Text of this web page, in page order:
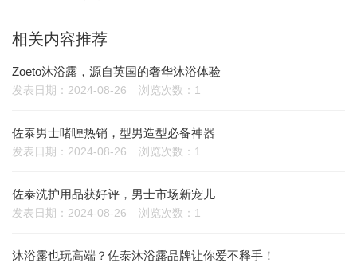
相关内容推荐
Zoeto沐浴露，源自英国的奢华沐浴体验
发表日期：2024-08-26 浏览次数：1
佐泰男士啫喱热销，型男造型必备神器
发表日期：2024-08-26 浏览次数：1
佐泰洗护用品获好评，男士市场新宠儿
发表日期：2024-08-26 浏览次数：1
沐浴露也玩高端？佐泰沐浴露品牌让你爱不释手！